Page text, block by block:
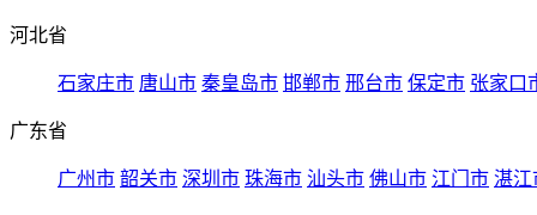
河北省
石家庄市 唐山市 秦皇岛市 邯郸市 邢台市 保定市 张家口
广东省
广州市 韶关市 深圳市 珠海市 汕头市 佛山市 江门市 湛江